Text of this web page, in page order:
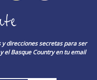
y direcciones secretas para ser
el Basque Country en tu email